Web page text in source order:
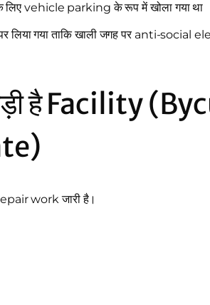
vehicle parking के रूप में खोला गया था
गया ताकि खाली जगह पर anti-social
है Facility
work जारी है।